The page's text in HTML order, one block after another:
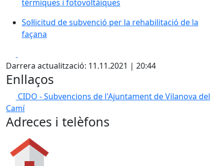
tèrmiques i fotovoltàiques
Sol·licitud de subvenció per la rehabilitació de la
Sol·licitud de subvenció per la rehabilitació de la
façana
Darrera actualització: 11.11.2021 | 20:44
Enllaços
CIDO - Subvencions de l'Ajuntament de Vilanova del
Camí
Adreces i telèfons